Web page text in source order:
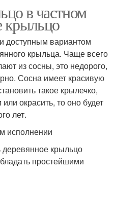
в частном
крыльцо
доступным вариантом
крыльца. Чаще всего
из сосны, это недорого,
Сосна имеет красивую
такое крылечко,
окрасить, то оно будет
лет.
исполнении
деревянное крыльцо
простейшими